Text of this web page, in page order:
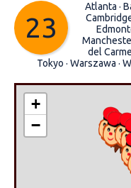
23
Atlanta ·
Cambridge
del
Tokyo · Warszawa ·
+
−